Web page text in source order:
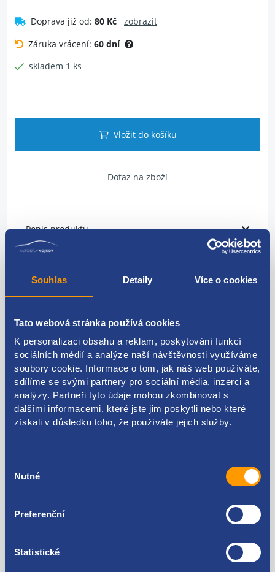
Souhlas Detaily Více o cookies
Tato webová stránka používá cookies
K personalizaci obsahu a reklam, poskytování funkcí
sociálních médií a analýze naší návštěvnosti využíváme
soubory cookie. Informace o tom, jak náš web používáte,
sdílíme se svými partnery pro sociální média, inzerci a
analýzy. Partneři tyto údaje mohou zkombinovat s
dalšími informacemi, které jste jim poskytli nebo které
získali v důsledku toho, že používáte jejich služby.
souhlasu
Nutné
Preferenční
Statistické
Doprava již od: 80 Kč
zobrazit
Záruka vrácení: 60 dní
skladem 1 ks
Vložit do košíku
Dotaz na zboží
Popis produktu
páčky světel a stěračů
96720602XT
Kódy produktu
96720602XT
Citroen C5 2008-